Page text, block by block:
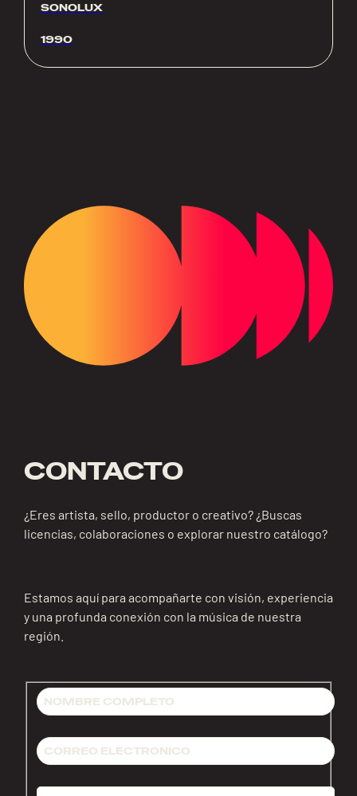
SONOLUX
1990
CONTACTO
¿Eres artista, sello, productor o creativo? ¿Buscas
licencias, colaboraciones o explorar nuestro catálogo?
Estamos aquí para acompañarte con visión, experiencia
y una profunda conexión con la música de nuestra
región.